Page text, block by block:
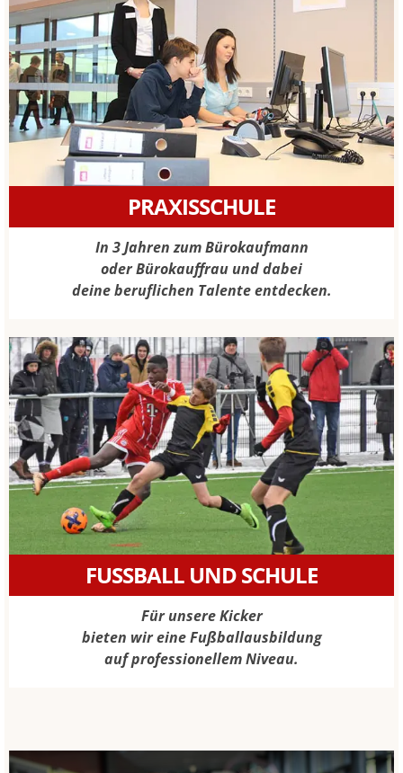
PRAXISSCHULE
In 3 Jahren zum Bürokaufmann
oder Bürokauffrau und dabei
deine beruflichen Talente entdecken.
FUSSBALL UND SCHULE
Für unsere Kicker
bieten wir eine Fußballausbildung
auf professionellem Niveau.